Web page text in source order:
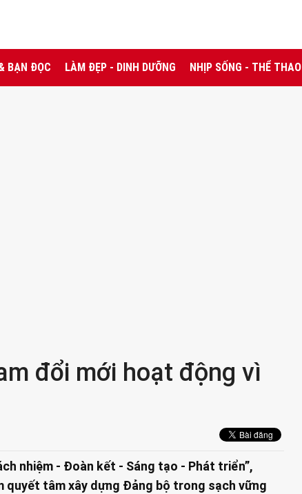
BẠN ĐỌC LÀM ĐẸP - DINH DƯỠNG NHỊP SỐNG - THỂ THAO
đổi mới hoạt động vì
nhiệm - Đoàn kết - Sáng tạo - Phát triển”,
quyết tâm xây dựng Đảng bộ trong sạch vững